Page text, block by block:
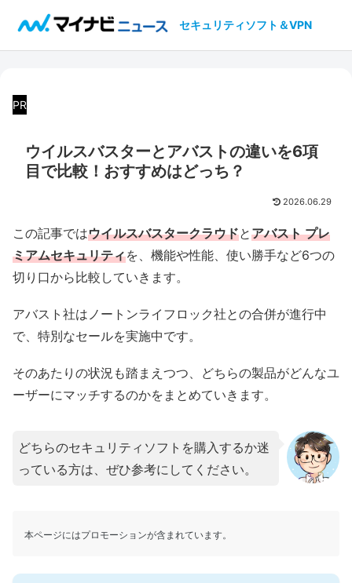
セキュリティソフト＆VPN
PR
ウイルスバスターとアバストの違いを6項
目で比較！おすすめはどっち？
2026.06.29
この記事ではウイルスバスタークラウドとアバスト プレ
ミアムセキュリティを、機能や性能、使い勝手など6つの
切り口から比較していきます。
アバスト社はノートンライフロック社との合併が進行中
で、特別なセールを実施中です。
そのあたりの状況も踏まえつつ、どちらの製品がどんなユ
ーザーにマッチするのかをまとめていきます。
どちらのセキュリティソフトを購入するか迷
っている方は、ぜひ参考にしてください。
本ページにはプロモーションが含まれています。